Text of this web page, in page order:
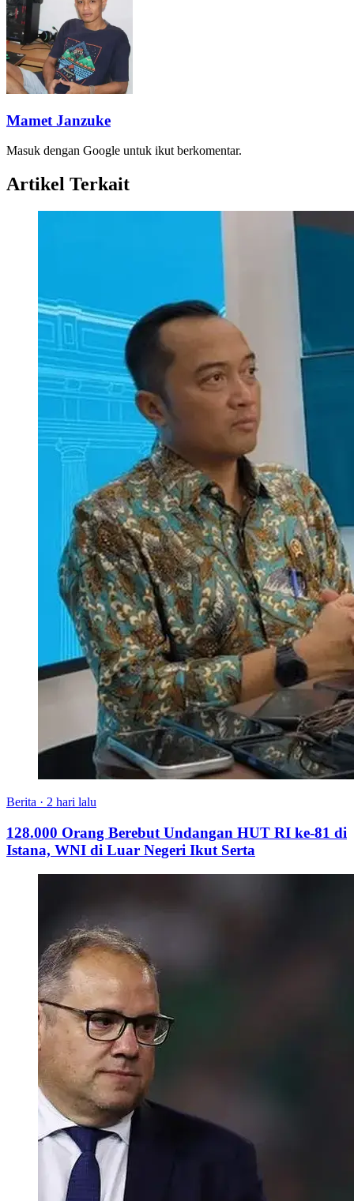
Mamet Janzuke
Masuk dengan Google untuk ikut berkomentar.
Artikel Terkait
Berita · 2 hari lalu
128.000 Orang Berebut Undangan HUT RI ke-81 di
Istana, WNI di Luar Negeri Ikut Serta